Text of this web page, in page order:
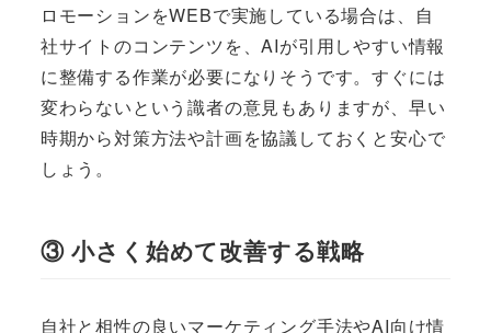
ロモーションをWEBで実施している場合は、自
社サイトのコンテンツを、AIが引用しやすい情報
に整備する作業が必要になりそうです。すぐには
変わらないという識者の意見もありますが、早い
時期から対策方法や計画を協議しておくと安心で
しょう。
③ 小さく始めて改善する戦略
自社と相性の良いマーケティング手法やAI向け情